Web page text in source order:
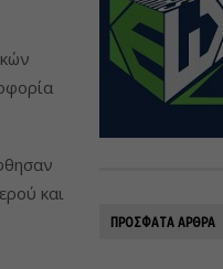
και
ΠΡΟΣΦΑΤΑ ΑΡΘΡΑ